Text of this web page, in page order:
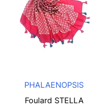
PHALAENOPSIS
Foulard STELLA